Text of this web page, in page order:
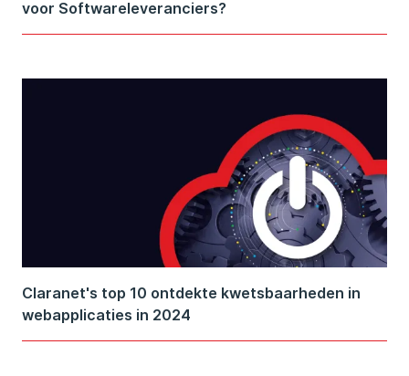
voor Softwareleveranciers?
Claranet's top 10 ontdekte kwetsbaarheden in
webapplicaties in 2024